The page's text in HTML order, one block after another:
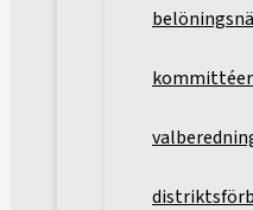
kommittéer